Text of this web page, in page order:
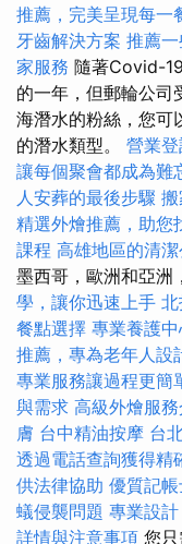
推薦，完美呈現每一
牙齒解決方案 推薦
家服務 隨著Covid-
的一年，但郵輪公司
海潛水的粉絲，您可
的潛水類型。 營業
讓每個聚會都成為難
人安葬的最後步驟
精選外燴推薦，助您
課程 高雄地區的清
墨西哥，歐洲和亞洲
學，讓你迅速上手
餐點選擇 專業養護
推薦，專為老年人設
專業服務讓過程更簡
與需求 高級外燴服
膚 台中精油按摩 台
透過電話查詢獲得精
供法律協助 優質記
蟻侵襲問題 專業設
詳情與注意事項 您